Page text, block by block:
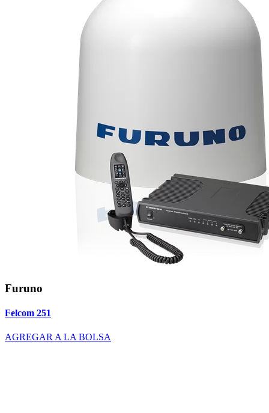
Furuno
Felcom 251
AGREGAR A LA BOLSA